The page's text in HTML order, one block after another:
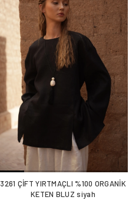
3261 ÇİFT YIRTMAÇLI %100 ORGANİK
KETEN BLUZ siyah